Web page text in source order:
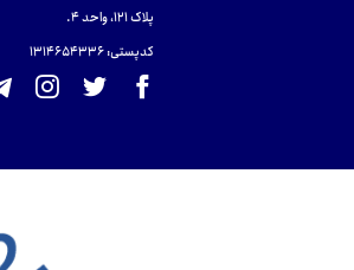
پلاک 121، واحد ۴.
کدپستی: 131465433۶